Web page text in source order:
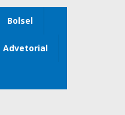
Bolsel
Advetorial